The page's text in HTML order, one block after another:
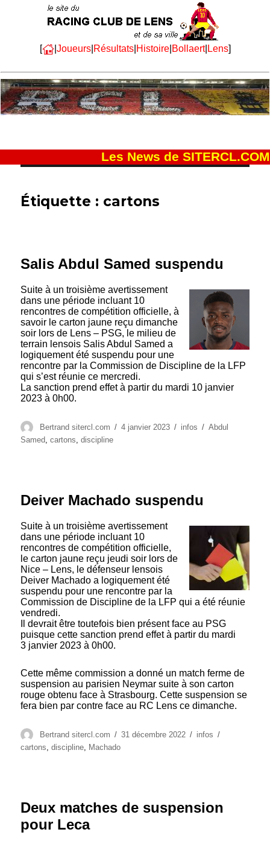
[ | Joueurs| Résultats| Histoire| Bollaert| Lens]
Les News de SITERCL.COM
Étiquette : cartons
Salis Abdul Samed suspendu
Suite à un troisième avertissement
dans une période incluant 10
rencontres de compétition officielle, à
savoir le carton jaune reçu dimanche
soir lors de Lens – PSG, le milieu de
terrain lensois Salis Abdul Samed a
logiquement été suspendu pour une
rencontre par la Commission de Discipline de la LFP
qui s’est réunie ce mercredi.
La sanction prend effet à partir du mardi 10 janvier
2023 à 0h00.
Auteur
Bertrand sitercl.com
Publié
4 janvier 2023 Catégories
infos Étiquettes
Abdul
Samed,cartons,discipline
Deiver Machado suspendu
Suite à un troisième avertissement
dans une période incluant 10
rencontres de compétition officielle,
le carton jaune reçu jeudi soir lors de
Nice – Lens, le défenseur lensois
Deiver Machado a logiquement été
suspendu pour une rencontre par la
Commission de Discipline de la LFP qui a été réunie
vendredi.
Il devrait être toutefois bien présent face au PSG
puisque cette sanction prend effet à partir du mardi
3 janvier 2023 à 0h00.
Cette même commission a donné un match ferme de
suspension au parisien Neymar suite à son carton
rouge obtenu face à Strasbourg. Cette suspension se
fera bien par contre face au RC Lens ce dimanche.
Auteur
Bertrand sitercl.com
Publié
31 décembre 2022 Catégories
infos
cartons,discipline, Machado
Deux matches de suspension
pour Leca